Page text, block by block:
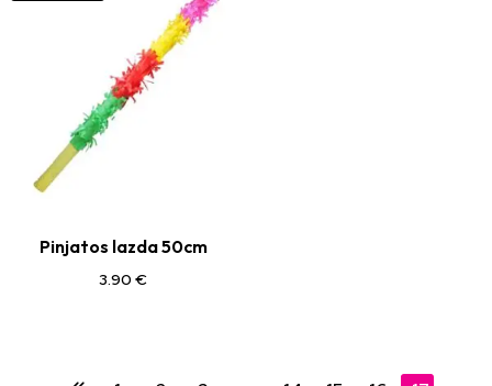
Pinjatos lazda 50cm
3.90 €